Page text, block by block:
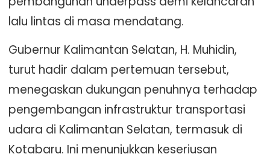
lalu lintas di masa mendatang.
Gubernur Kalimantan Selatan, H. Muhidin,
turut hadir dalam pertemuan tersebut,
menegaskan dukungan penuhnya terhadap
pengembangan infrastruktur transportasi
udara di Kalimantan Selatan, termasuk di
Kotabaru. Ini menunjukkan keseriusan